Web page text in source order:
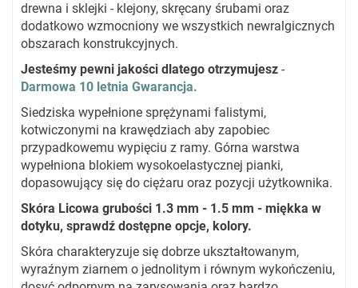
drewna i sklejki - klejony, skręcany śrubami oraz
dodatkowo wzmocniony we wszystkich newralgicznych
obszarach konstrukcyjnych.
Jesteśmy pewni jakości dlatego otrzymujesz -
Darmowa 10 letnia Gwarancja.
Siedziska wypełnione sprężynami falistymi,
kotwiczonymi na krawędziach aby zapobiec
przypadkowemu wypięciu z ramy. Górna warstwa
wypełniona blokiem wysokoelastycznej pianki,
dopasowujący się do ciężaru oraz pozycji użytkownika.
Skóra Licowa grubości 1.3 mm - 1.5 mm - miękka w
dotyku, sprawdź dostępne opcje, kolory.
Skóra charakteryzuje się dobrze ukształtowanym,
wyraźnym ziarnem o jednolitym i równym wykończeniu,